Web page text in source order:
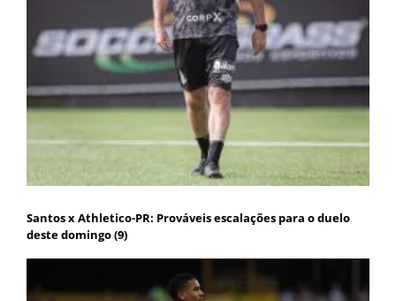
Santos x Athletico-PR: Prováveis escalações para o duelo
deste domingo (9)